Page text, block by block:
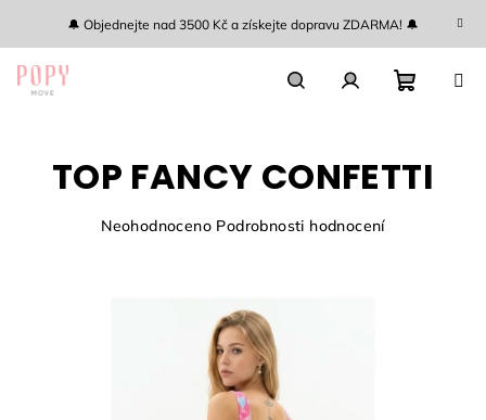
obsah
🔔 Objednejte nad 3500 Kč a získejte dopravu ZDARMA! 🔔
košík
TOP FANCY CONFETTI
Průměrné
Neohodnoceno Podrobnosti hodnocení